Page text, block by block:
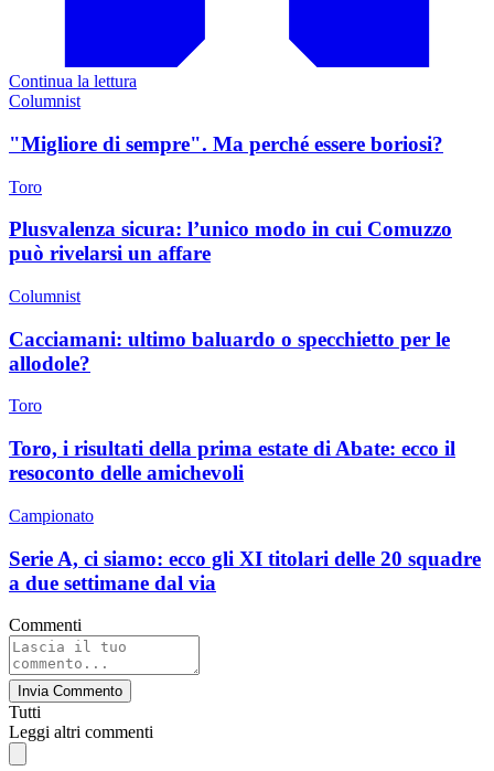
Continua la lettura
Columnist
"Migliore di sempre". Ma perché essere boriosi?
Toro
Plusvalenza sicura: l’unico modo in cui Comuzzo
può rivelarsi un affare
Columnist
Cacciamani: ultimo baluardo o specchietto per le
allodole?
Toro
Toro, i risultati della prima estate di Abate: ecco il
resoconto delle amichevoli
Campionato
Serie A, ci siamo: ecco gli XI titolari delle 20 squadre
a due settimane dal via
Commenti
Invia Commento
Tutti
Leggi altri commenti